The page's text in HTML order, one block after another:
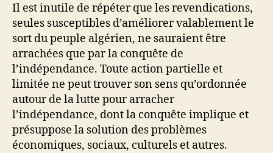
Il est inutile de répéter que les revendications,
seules susceptibles d’améliorer valablement le
sort du peuple algérien, ne sauraient être
arrachées que par la conquête de
l’indépendance. Toute action partielle et
limitée ne peut trouver son sens qu’ordonnée
autour de la lutte pour arracher
l’indépendance, dont la conquête implique et
présuppose la solution des problèmes
économiques, sociaux, culturels et autres.